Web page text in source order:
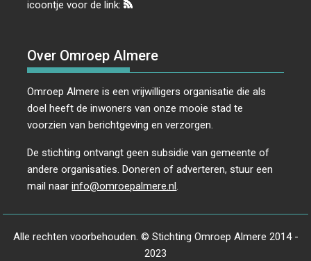
icoontje voor de link:
Over Omroep Almere
Omroep Almere is een vrijwilligers organisatie die als
doel heeft de inwoners van onze mooie stad te
voorzien van berichtgeving en verzorgen.
De stichting ontvangt geen subsidie van gemeente of
andere organisaties. Doneren of adverteren, stuur een
mail naarinfo@omroepalmere.nl.
Alle rechten voorbehouden. © Stichting Omroep Almere 2014 -
2023